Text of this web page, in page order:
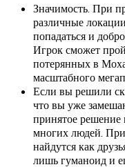
Значимость. При
различные
попадаться и
Игрок сможет
потерянных в
масштабного
Если вы решили
что вы уже
принятое решение
многих людей.
найдутся как
лишь гуманоид и